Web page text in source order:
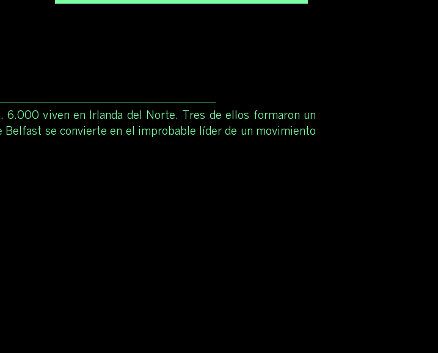
6.000 viven en Irlanda del Norte. Tres de ellos formaron un
Belfast se convierte en el improbable líder de un movimiento